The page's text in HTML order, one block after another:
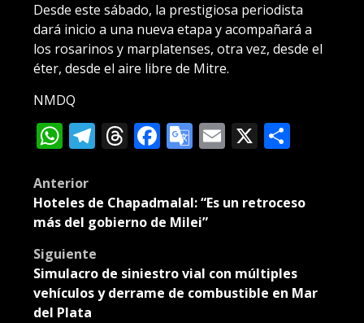
Desde este sábado, la prestigiosa periodista
dará inicio a una nueva etapa y acompañará a
los rosarinos y marplatenses, otra vez, desde el
éter, desde el aire libre de Mitre.
NMDQ
WhatsApp
Telegram
Threads
Facebook
Google
Email
X
Post
navigation
Anterior
Hoteles de Chapadmalal: “Es un retroceso
más del gobierno de Milei”
Siguiente
Simulacro de siniestro vial con múltiples
vehículos y derrame de combustible en Mar
del Plata